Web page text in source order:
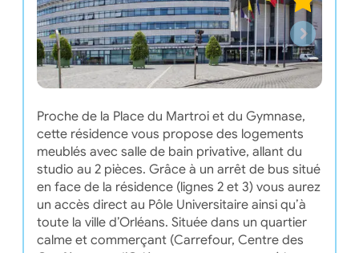
Proche de la Place du Martroi et du Gymnase,
cette résidence vous propose des logements
meublés avec salle de bain privative, allant du
studio au 2 pièces. Grâce à un arrêt de bus situé
en face de la résidence (lignes 2 et 3) vous aurez
un accès direct au Pôle Universitaire ainsi qu’à
toute la ville d’Orléans. Située dans un quartier
calme et commerçant (Carrefour, Centre des